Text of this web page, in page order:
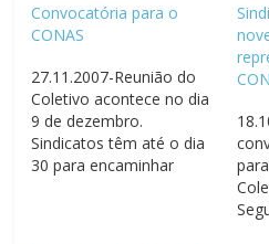
Convocatória para o
CONAS
27.11.2007-Reunião do
Coletivo acontece no dia
9 de dezembro.
Sindicatos têm até o dia
30 para encaminhar